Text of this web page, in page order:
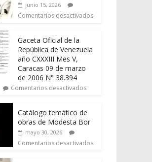
junio 15, 2026
Comentarios desactivados
Gaceta Oficial de la
República de Venezuela
año CXXXIII Mes V,
Caracas 09 de marzo
de 2006 N° 38.394
Comentarios desactivados
Catálogo temático de
obras de Modesta Bor
mayo 30, 2026
Comentarios desactivados